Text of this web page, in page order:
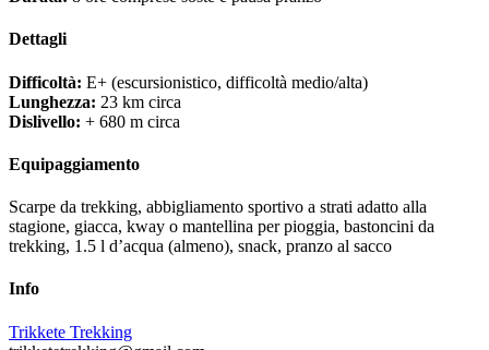
Dettagli
Difficoltà: E+ (escursionistico, difficoltà medio/alta)
Lunghezza: 23 km circa
Dislivello: + 680 m circa
Equipaggiamento
Scarpe da trekking, abbigliamento sportivo a strati adatto alla
stagione, giacca, kway o mantellina per pioggia, bastoncini da
trekking, 1.5 l d’acqua (almeno), snack, pranzo al sacco
Info
Trikkete Trekking